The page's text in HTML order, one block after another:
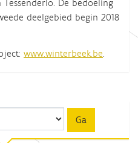
De bedoeling
deelgebied begin 2018
www.winterbeek.be